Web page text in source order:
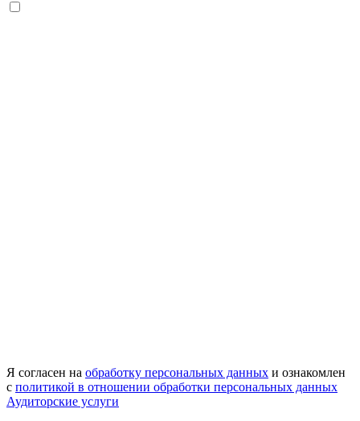
Я согласен на обработку персональных данных и ознакомлен
с политикой в отношении обработки персональных данных
Аудиторские услуги